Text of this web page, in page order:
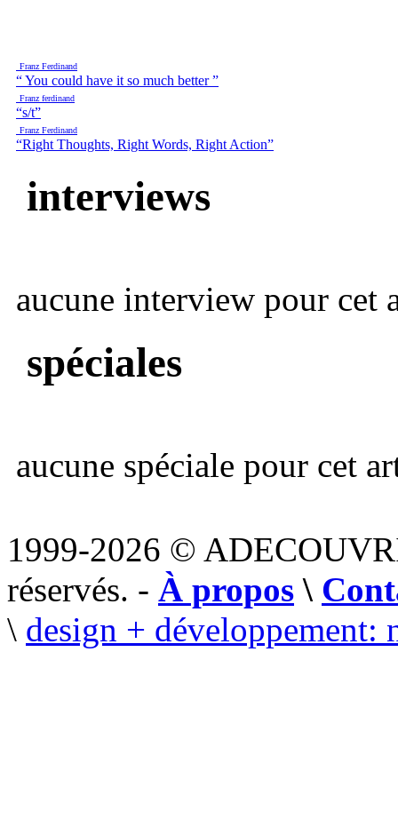
Franz Ferdinand
“ You could have it so much better ”
Franz ferdinand
“s/t”
Franz Ferdinand
“Right Thoughts, Right Words, Right Action”
interviews
aucune interview pour cet
spéciales
aucune spéciale pour cet
1999-2026 ©
réservés. - À propos \
\ design + développement: